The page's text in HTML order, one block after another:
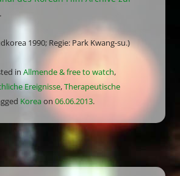
1990; Regie: Park Kwang-su.)
in Allmende & free to watch,
Ereignisse,Therapeutische
Koreaon 06.06.2013.